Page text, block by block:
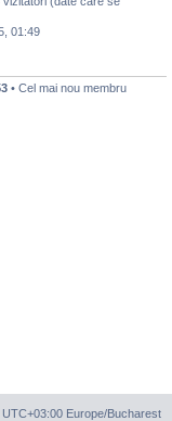
01:49
• Cel mai nou membru
Europe/Bucharest